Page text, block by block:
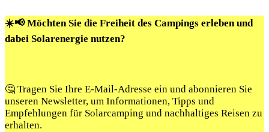
☀️📢 Möchten Sie die Freiheit des Campings erleben und
dabei Solarenergie nutzen?
🤔 Tragen Sie Ihre E-Mail-Adresse ein und abonnieren Sie
unseren Newsletter, um Informationen, Tipps und
Empfehlungen für Solarcamping und nachhaltiges Reisen zu
erhalten.